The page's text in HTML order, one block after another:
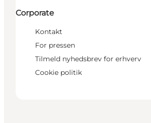
Corporate
Kontakt
For pressen
Tilmeld nyhedsbrev for erhverv
Cookie politik